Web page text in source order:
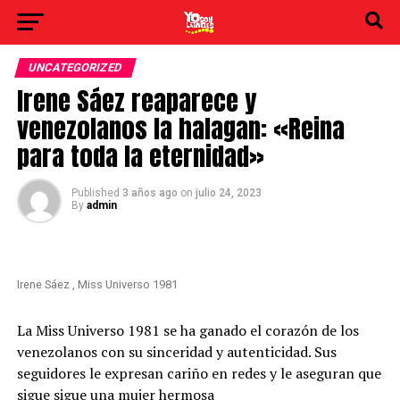
UNCATEGORIZED
Irene Sáez reaparece y
venezolanos la halagan: «Reina
para toda la eternidad»
Published 3 años ago on julio 24, 2023
By admin
Irene Sáez , Miss Universo 1981
La Miss Universo 1981 se ha ganado el corazón de los
venezolanos con su sinceridad y autenticidad. Sus
seguidores le expresan cariño en redes y le aseguran que
sigue sigue una mujer hermosa